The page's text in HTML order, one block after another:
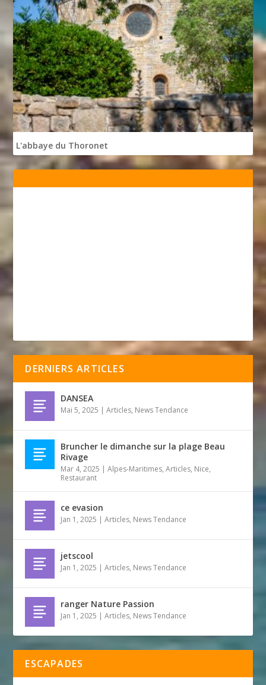
L'abbaye du Thoronet
DERNIERS ARTICLES
DANSEA
Mai 5, 2025 |Articles, News Tendance
Bruncher le dimanche sur la plage Beau
Rivage
Mar 4, 2025 |Alpes-Maritimes,Articles, Nice,
Restaurant
ce evasion
Jan 1, 2025 |Articles, News Tendance
jetscool
Jan 1, 2025 |Articles, News Tendance
ranger Nature Passion
Jan 1, 2025 |Articles, News Tendance
ESCAPADES